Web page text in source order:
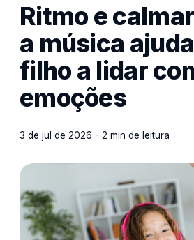
Ritmo e
a música
filho a lidar
emoções
3 de jul de 2026 - 2 min de leitura